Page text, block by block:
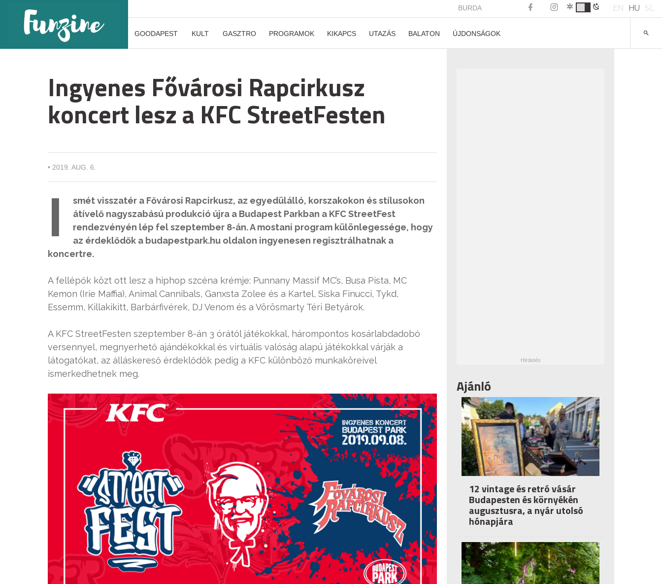
BURDA EN HU SL
GOODAPEST KULT GASZTRO PROGRAMOK KIKAPCS UTAZÁS BALATON ÚJDONSÁGOK
Ingyenes Fővárosi Rapcirkusz
koncert lesz a KFC StreetFesten
• 2019. AUG. 6.
I
smét visszatér a Fővárosi Rapcirkusz, az egyedülálló, korszakokon és stílusokon
átívelő nagyszabású produkció újra a Budapest Parkban a KFC StreetFest
rendezvényén lép fel szeptember 8-án. A mostani program különlegessége, hogy
az érdeklődők a budapestpark.hu oldalon ingyenesen regisztrálhatnak a
koncertre.
A fellépők közt ott lesz a hiphop szcéna krémje: Punnany Massif MC’s, Busa Pista, MC
Kemon (Irie Maffia), Animal Cannibals, Ganxsta Zolee és a Kartel, Siska Finucci, Tykd,
Essemm, Killakikitt, Barbárfivérek, DJ Venom és a Vörösmarty Téri Betyárok.
A KFC StreetFesten szeptember 8-án 3 órától játékokkal, hárompontos kosárlabdadobó
versennyel, megnyerhető ajándékokkal és virtuális valóság alapú játékokkal várják a
látogatókat, az álláskereső érdeklődők pedig a KFC különböző munkaköreivel
ismerkedhetnek meg.
Ajánló
12 vintage és retró vásár
Budapesten és környékén
augusztusra, a nyár utolsó
hónapjára